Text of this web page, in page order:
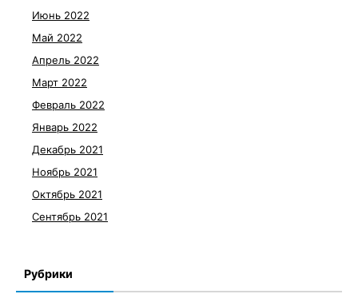
Июнь 2022
Май 2022
Апрель 2022
Март 2022
Февраль 2022
Январь 2022
Декабрь 2021
Ноябрь 2021
Октябрь 2021
Сентябрь 2021
Рубрики